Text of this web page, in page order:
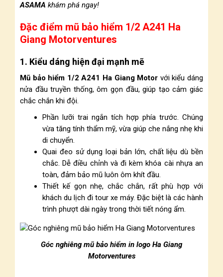
ASAMA khám phá ngay!
Đặc điểm mũ bảo hiểm 1/2 A241 Ha
Giang Motorventures
1. Kiểu dáng hiện đại mạnh mẽ
Mũ bảo hiểm 1/2 A241 Ha Giang Motor với kiểu dáng
nửa đầu truyền thống, ôm gọn đầu, giúp tạo cảm giác
chắc chắn khi đội.
Phần lưỡi trai ngắn tích hợp phía trước. Chúng
vừa tăng tính thẩm mỹ, vừa giúp che nắng nhẹ khi
di chuyển.
Quai đeo sử dụng loại bản lớn, chất liệu dù bền
chắc. Dễ điều chỉnh và đi kèm khóa cài nhựa an
toàn, đảm bảo mũ luôn ôm khít đầu.
Thiết kế gọn nhẹ, chắc chắn, rất phù hợp với
khách du lịch đi tour xe máy. Đặc biệt là các hành
trình phượt dài ngày trong thời tiết nóng ẩm.
Góc nghiêng mũ bảo hiểm in logo Ha Giang
Motorventures